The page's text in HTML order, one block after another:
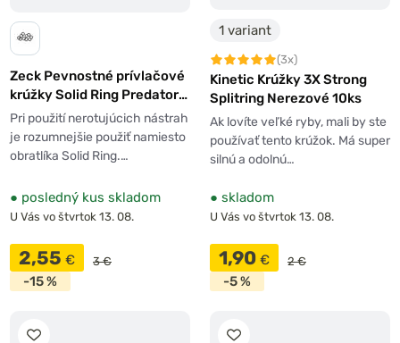
Zeck Pevnostné prívlačové
krúžky Solid Ring Predator
10 ks
Pri použití nerotujúcich nástrah
je rozumnejšie použiť namiesto
obratlíka Solid Ring.…
● posledný kus skladom
U Vás vo štvrtok 13. 08.
2,55 € 3 €
-15 %
1 variant
(3x)
Kinetic Krúžky 3X Strong
Splitring Nerezové 10ks
Ak lovíte veľké ryby, mali by ste
používať tento krúžok. Má super
silnú a odolnú…
● skladom
U Vás vo štvrtok 13. 08.
1,90 € 2 €
-5 %